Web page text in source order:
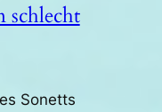
schlecht
Sonetts